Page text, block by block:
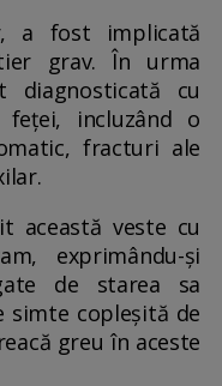
a fost implicată
grav. În urma
cu
incluzând o
fracturi ale
această veste cu
exprimându-și
de starea sa
simte copleșită de
greu în aceste